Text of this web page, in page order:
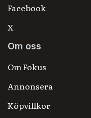
Facebook
X
Om oss
Om Fokus
Annonsera
Köpvillkor